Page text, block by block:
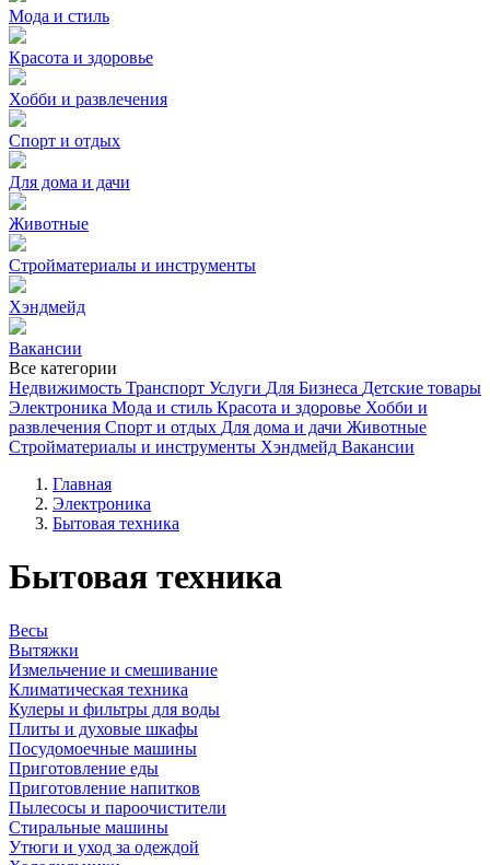
Мода и стиль
Красота и здоровье
Хобби и развлечения
Спорт и отдых
Для дома и дачи
Животные
Стройматериалы и инструменты
Хэндмейд
Вакансии
Все категории
Недвижимость Транспорт Услуги Для Бизнеса Детские товары
Электроника Мода и стиль Красота и здоровье Хобби и
развлечения Спорт и отдых Для дома и дачи Животные
Стройматериалы и инструменты Хэндмейд Вакансии
Главная
Электроника
Бытовая техника
Бытовая техника
Весы
Вытяжки
Измельчение и смешивание
Климатическая техника
Кулеры и фильтры для воды
Плиты и духовые шкафы
Посудомоечные машины
Приготовление еды
Приготовление напитков
Пылесосы и пароочистители
Стиральные машины
Утюги и уход за одеждой